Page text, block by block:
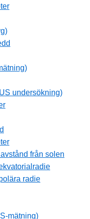
undersökning)
från solen
radie
mätning)